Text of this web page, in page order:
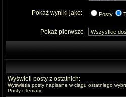
Pokaż wyniki jako: Posty
Pokaż pierwsze
Wyświetl posty z ostatnich:
Wyświetla posty napisane w ciągu ostatniego
Posty i Tematy